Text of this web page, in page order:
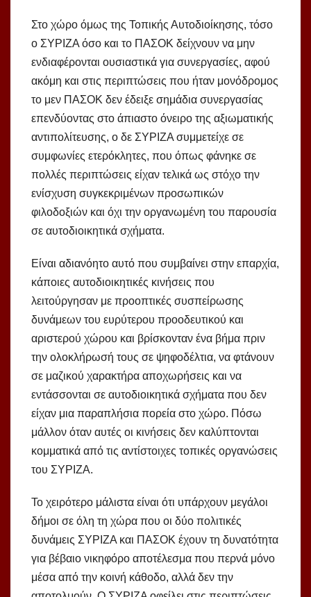
Στο χώρο όμως της Τοπικής Αυτοδιοίκησης, τόσο
ο ΣΥΡΙΖΑ όσο και το ΠΑΣΟΚ δείχνουν να μην
ενδιαφέρονται ουσιαστικά για συνεργασίες, αφού
ακόμη και στις περιπτώσεις που ήταν μονόδρομος
το μεν ΠΑΣΟΚ δεν έδειξε σημάδια συνεργασίας
επενδύοντας στο άπιαστο όνειρο της αξιωματικής
αντιπολίτευσης, ο δε ΣΥΡΙΖΑ συμμετείχε σε
συμφωνίες ετερόκλητες, που όπως φάνηκε σε
πολλές περιπτώσεις είχαν τελικά ως στόχο την
ενίσχυση συγκεκριμένων προσωπικών
φιλοδοξιών και όχι την οργανωμένη του παρουσία
σε αυτοδιοικητικά σχήματα.
Είναι αδιανόητο αυτό που συμβαίνει στην επαρχία,
κάποιες αυτοδιοικητικές κινήσεις που
λειτούργησαν με προοπτικές συσπείρωσης
δυνάμεων του ευρύτερου προοδευτικού και
αριστερού χώρου και βρίσκονταν ένα βήμα πριν
την ολοκλήρωσή τους σε ψηφοδέλτια, να φτάνουν
σε μαζικού χαρακτήρα αποχωρήσεις και να
εντάσσονται σε αυτοδιοικητικά σχήματα που δεν
είχαν μια παραπλήσια πορεία στο χώρο. Πόσω
μάλλον όταν αυτές οι κινήσεις δεν καλύπτονται
κομματικά από τις αντίστοιχες τοπικές οργανώσεις
του ΣΥΡΙΖΑ.
Το χειρότερο μάλιστα είναι ότι υπάρχουν μεγάλοι
δήμοι σε όλη τη χώρα που οι δύο πολιτικές
δυνάμεις ΣΥΡΙΖΑ και ΠΑΣΟΚ έχουν τη δυνατότητα
για βέβαιο νικηφόρο αποτέλεσμα που περνά μόνο
μέσα από την κοινή κάθοδο, αλλά δεν την